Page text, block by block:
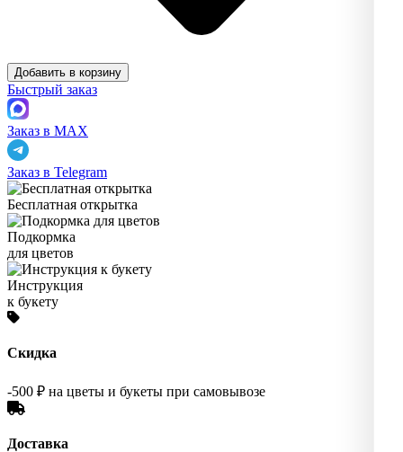
Добавить в корзину
Быстрый заказ
Заказ в MAX
Заказ в Telegram
Бесплатная открытка
Подкормка
для цветов
Инструкция
к букету
Скидка
-500 ₽ на цветы и букеты при самовывозе
Доставка